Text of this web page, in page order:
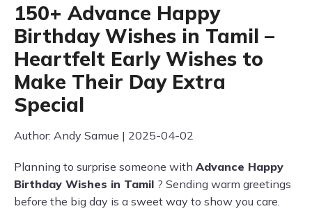
150+ Advance Happy
Birthday Wishes in Tamil –
Heartfelt Early Wishes to
Make Their Day Extra
Special
Author: Andy Samue | 2025-04-02
Planning to surprise someone with Advance Happy
Birthday Wishes in Tamil ? Sending warm greetings
before the big day is a sweet way to show you care.